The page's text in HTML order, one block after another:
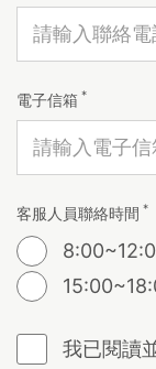
電子信箱 *
客服人員聯絡時間 *
我已閱讀